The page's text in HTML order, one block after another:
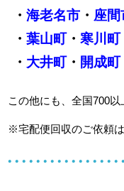
・ 海老名市・ 座間
・ 葉山町・ 寒川町
・ 大井町・ 開成町
この他にも、全国700以
※宅配便回収のご依頼